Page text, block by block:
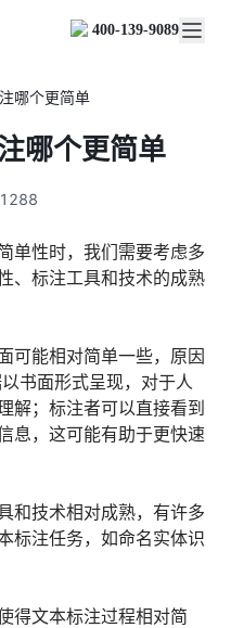
400-139-9089
化营商
智慧人力
风险监测
程智动
课程共创
哪个更简单
哪个更简单
1288
单性时，我们需要考虑多
、标注工具和技术的成熟
可能相对简单一些，原因
书面形式呈现，对于人
解；标注者可以直接看到
息，这可能有助于更快速
和技术相对成熟，有许多
标注任务，如命名实体识
得文本标注过程相对简